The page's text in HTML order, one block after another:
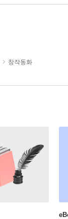
창작동화